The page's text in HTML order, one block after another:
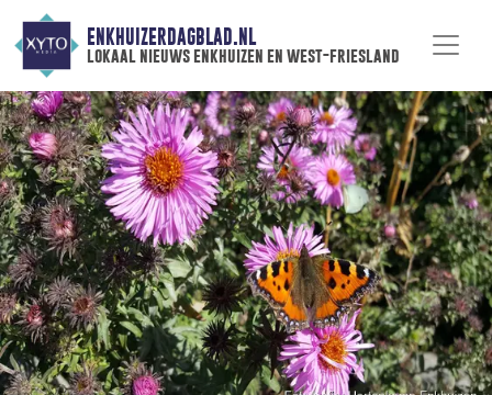
ENKHUIZERDAGBLAD.NL
lokaal nieuws enkhuizen en west-friesland